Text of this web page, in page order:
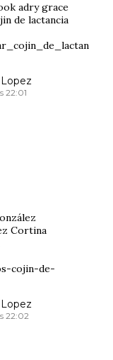
adry grace
de lactancia
22:01
Cortina
cojin-de-
22:02